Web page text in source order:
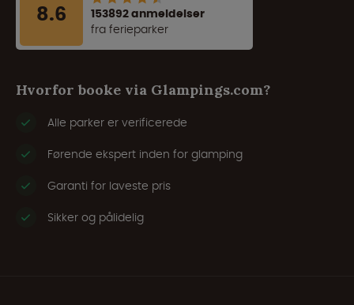
8.6
153892 anmeldelser
fra ferieparker
Hvorfor booke via Glampings.com?
Alle parker er verificerede
Førende ekspert inden for glamping
Garanti for laveste pris
Sikker og pålidelig